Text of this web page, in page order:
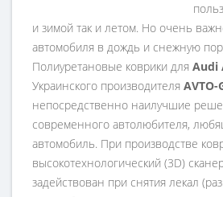
и зимой так и летом. Но очень
автомобиля в дождь и снежную
Полиуретановые коврики для Audi​
Украинского производителя AVTO-
непосредственно наилучшие
современного автолюбителя,
автомобиль. При производстве
высокотехнологический (3D)
задействован при снятия лекал